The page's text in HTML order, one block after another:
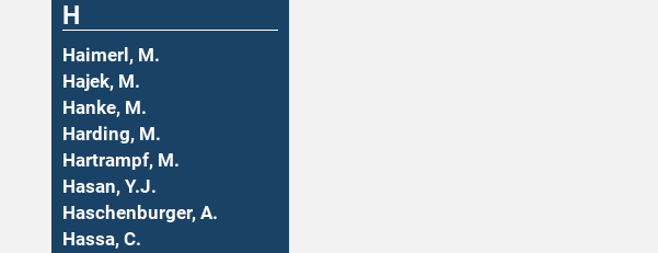
H
Haimerl, M.
Hajek, M.
Hanke, M.
Harding, M.
Hartrampf, M.
Hasan, Y.J.
Haschenburger, A.
Hassa, C.